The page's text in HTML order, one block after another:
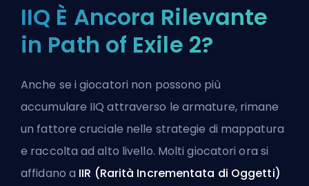
IIQ È Ancora Rilevante
in Path of Exile 2?
Anche se i giocatori non possono più
accumulare IIQ attraverso le armature, rimane
un fattore cruciale nelle strategie di mappatura
e raccolta ad alto livello. Molti giocatori ora si
affidano a IIR (Rarità Incrementata di Oggetti)